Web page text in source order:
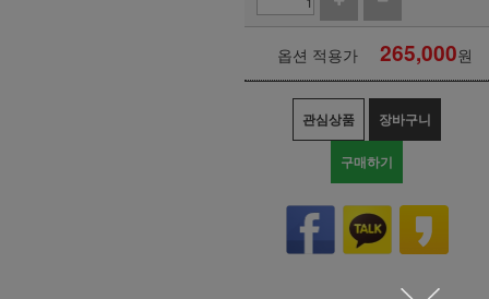
옵션 적용가 265,000원
관심상품 장바구니
구매하기